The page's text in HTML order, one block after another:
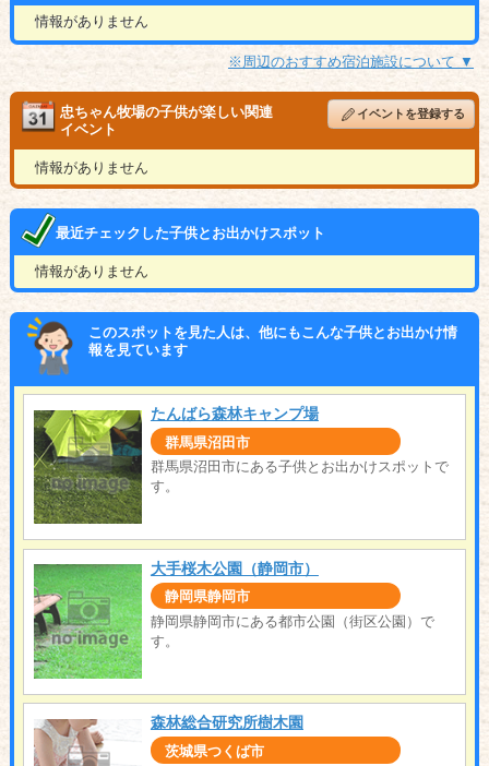
情報がありません
※周辺のおすすめ宿泊施設について ▼
忠ちゃん牧場の子供が楽しい関連
イベント
イベントを登録する
情報がありません
最近チェックした子供とお出かけスポット
情報がありません
このスポットを見た人は、他にもこんな子供とお出かけ情
報を見ています
たんばら森林キャンプ場
群馬県沼田市
群馬県沼田市にある子供とお出かけスポットで
す。
大手桜木公園（静岡市）
静岡県静岡市
静岡県静岡市にある都市公園（街区公園）で
す。
森林総合研究所樹木園
茨城県つくば市